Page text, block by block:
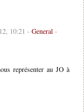
10:21 - General-
représenter au JO à